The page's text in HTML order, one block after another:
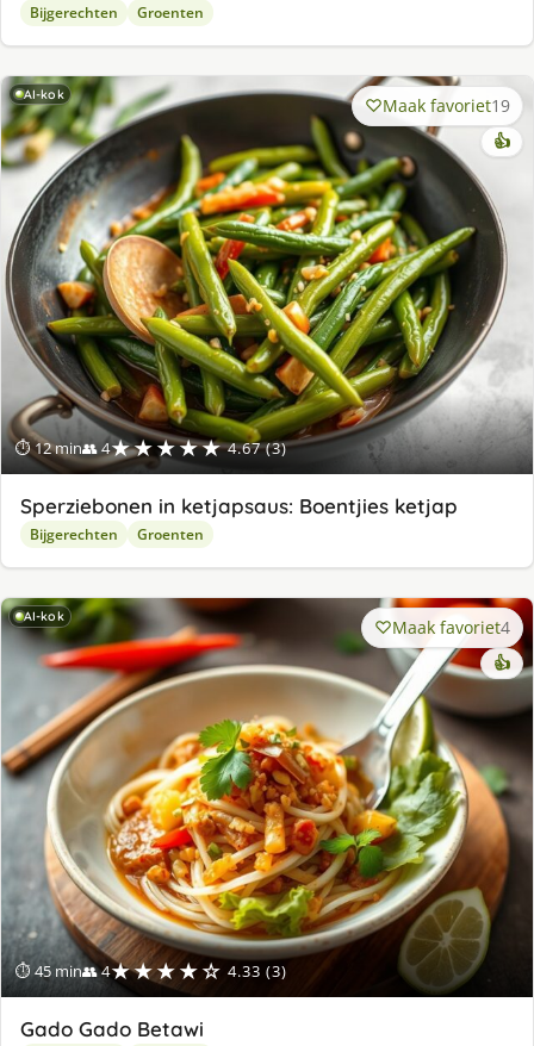
Bijgerechten Groenten
AI-kok
⏱ 12 min👥 4★★★★★ 4.67 (3)
Maak favoriet19
👍
Sperziebonen in ketjapsaus: Boentjies ketjap
Bijgerechten Groenten
AI-kok
⏱ 45 min👥 4★★★★☆ 4.33 (3)
Maak favoriet4
👍
Gado Gado Betawi